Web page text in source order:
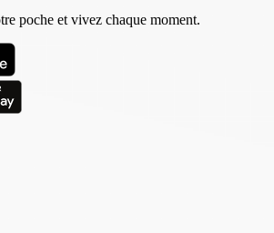
poche et vivez chaque moment.